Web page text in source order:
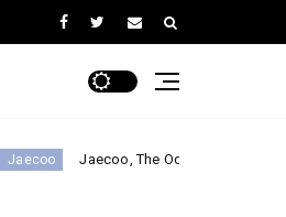
Jaecoo, The Odyssey ile Global İş Birliğini